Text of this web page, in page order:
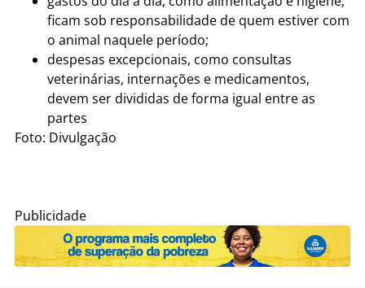
ficam sob responsabilidade de quem estiver com
o animal naquele período;
despesas excepcionais, como consultas
veterinárias, internações e medicamentos,
devem ser divididas de forma igual entre as
partes
Foto: Divulgação
Publicidade